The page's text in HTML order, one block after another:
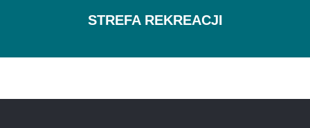
STREFA REKREACJI